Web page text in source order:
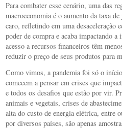
Para combater esse cenário, uma das
macroeconomia é o aumento da taxa
caro, refletindo em uma desaceleração
poder de compra e acaba impactando
acesso a recursos financeiros têm
reduzir o preço de seus produtos para
Como vimos, a pandemia foi só o
comecem a pensar em crises que
e todos os desafios que estão por vir.
animais e vegetais, crises de
alta do custo de energia elétrica, entre
por diversos países, são apenas